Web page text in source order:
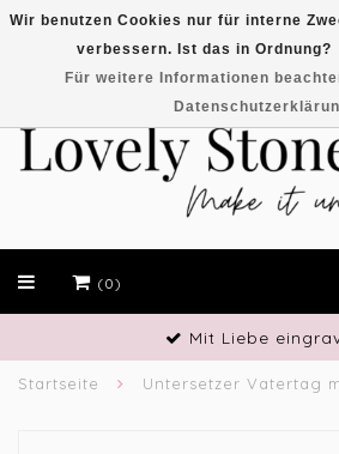
(0)
Mit Liebe
Startseite Untersetzer Vatertag
Wir benutzen Cookies nur für interne
verbessern. Ist das in Ordnung?
Für weitere Informationen